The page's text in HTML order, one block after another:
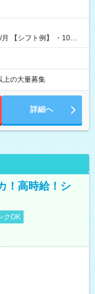
：
上の大量募集
詳細へ
！高時給！シ
クOK